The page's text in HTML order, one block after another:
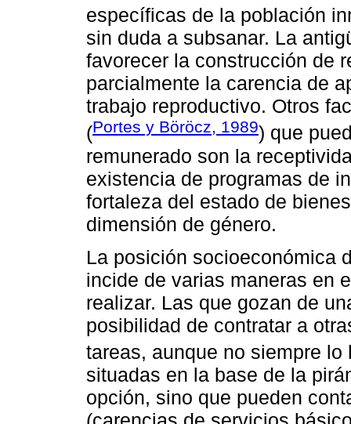
específicas de la población
sin duda a subsanar. La
favorecer la construcción de
parcialmente la carencia de
trabajo reproductivo. Otros
(Portes y Böröcz, 1989) que
remunerado son la
existencia de programas de
fortaleza del estado de
dimensión de género.
La posición socioeconómica
incide de varias maneras en
realizar. Las que gozan de
posibilidad de contratar a
tareas, aunque no siempre lo
situadas en la base de la
opción, sino que pueden